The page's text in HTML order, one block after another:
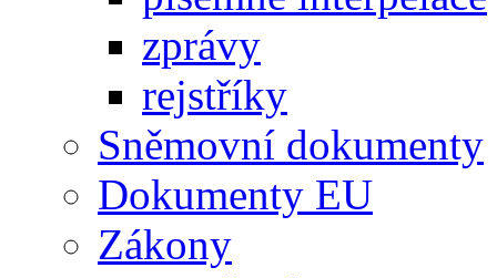
zprávy
rejstříky
Sněmovní dokumenty
Dokumenty EU
Zákony